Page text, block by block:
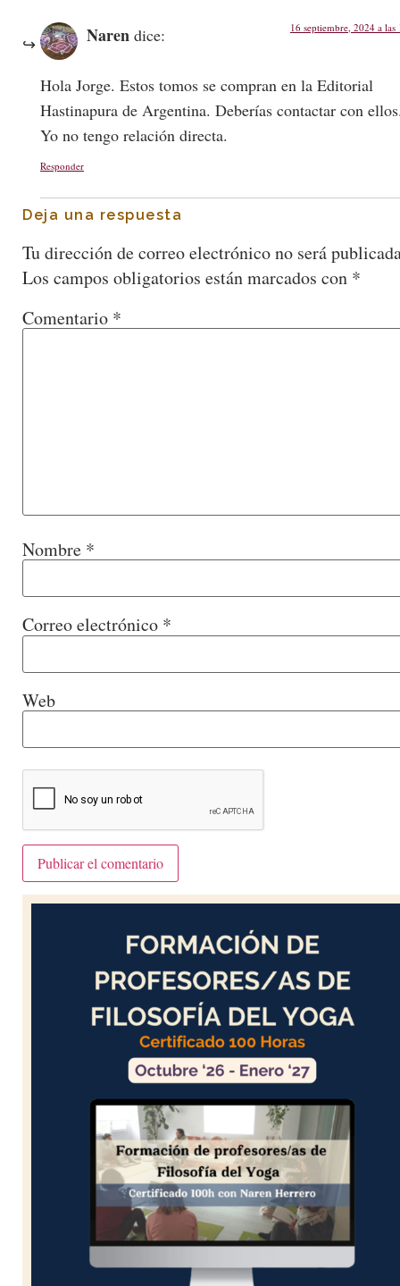
Naren dice: 16 septiembre, 2024 a las
Hola Jorge. Estos tomos se compran en la Editorial
Hastinapura de Argentina. Deberías contactar con
Yo no tengo relación directa.
Responder
Deja una respuesta
Tu dirección de correo electrónico no será
Los campos obligatorios están marcados con *
Comentario *
Nombre *
Correo electrónico *
Web